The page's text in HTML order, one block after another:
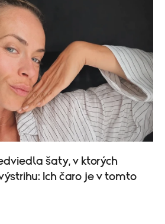
šaty, v ktorých
Ich čaro je v tomto